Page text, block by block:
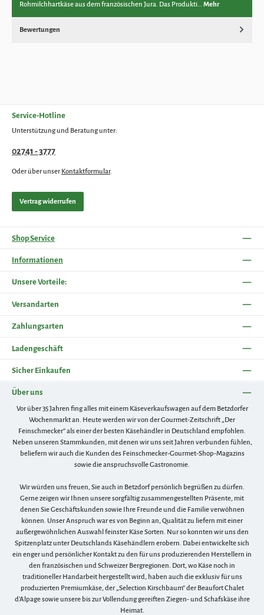
Rohmilchhartkäse aus dem französischen Jura. Das Produkti… Mehr
Bewertungen
Service-Hotline
Unterstützung und Beratung unter:
02741 - 3777
Oder über unserKontaktformular.
Vertrag widerrufen
Shop Service
Informationen
Unsere Vorteile:
Versandarten
Zahlungsarten
Ladengeschäft
Sicher Einkaufen
Über uns
Vor über 35 Jahren fing alles mit einem Käseverkaufswagen auf dem Betzdorfer
Wochenmarkt an. Heute werden wir von der Gourmet-Zeitschrift „Der
Feinschmecker“ als einer der besten Käsehändler in Deutschland empfohlen.
Neben unseren Stammkunden, mit denen wir uns seit Jahren verbunden fühlen,
beliefern wir auch die Kunden des Feinschmecker-Gourmet-Shop-Magazins
sowie die anspruchsvolle Gastronomie.
Wir würden uns freuen, Sie auch in Betzdorf persönlich begrüßen zu dürfen.
Gerne zeigen wir Ihnen unsere sorgfältig zusammengestellten Präsente, mit
denen Sie Geschäftskunden sowie Ihre Freunde und die Familie verwöhnen
können. Unser Anspruch war es von Beginn an, Qualität zu liefern mit einer
außergewöhnlichen Auswahl feinster Käse Sorten. Nur so konnten wir uns den
Spitzenplatz unter Deutschlands Käsehändlern erobern. Dabei entwickelte sich
ein enger und persönlicher Kontakt zu den für uns produzierenden Herstellern in
den französischen und Schweizer Bergregionen. Dort, wo Käse noch in
traditioneller Handarbeit hergestellt wird, haben auch die exklusiv für uns
produzierten Premiumkäse, der „Selection Kirschbaum“ der Beaufort Chalet
d’Alpage sowie unsere bis zur Vollendung gereiften Ziegen- und Schafskäse ihre
Heimat.